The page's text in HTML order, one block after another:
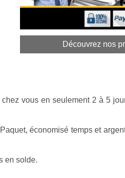
Découvrez nos
vous en seulement 2 à 5
économisé temps et
en solde.